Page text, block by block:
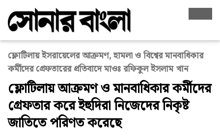
ফ্লোটিলায় ইসরায়েলের আক্রমণ, হামলা ও বিশ্বের মানবাধিকার
কর্মীদের গ্রেফতারের প্রতিবাদে মাওঃ রফিকুল ইসলাম খান
ফ্লোটিলায় আক্রমণ ও মানবাধিকার কর্মীদের
গ্রেফতার করে ইহুদিরা নিজেদের নিকৃষ্ট
জাতিতে পরিণত করেছে